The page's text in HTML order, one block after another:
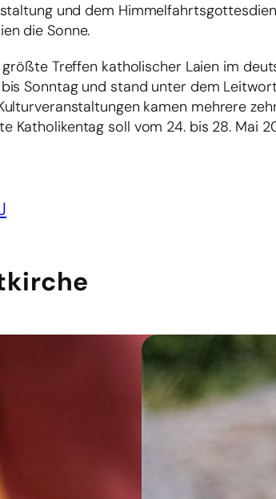
und dem
die Sonne.
Treffen katholischer Laien im
Sonntag und stand unter dem Leitwort
kamen mehrere
Katholikentag soll vom 24. bis 28. Mai